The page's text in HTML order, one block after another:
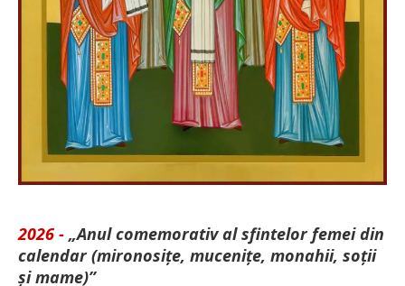
2026 - „Anul comemorativ al sfintelor femei din
calendar (mironosițe, mu­cenițe, monahii, soții
și mame)”